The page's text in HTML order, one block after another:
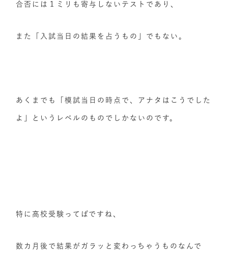
合否には１ミリも寄与しないテストであり、
また「入試当日の結果を占うもの」でもない。
あくまでも「模試当日の時点で、アナタはこうでした
よ」というレベルのものでしかないのです。
特に高校受験ってばですね、
数カ月後で結果がガラッと変わっちゃうものなんで